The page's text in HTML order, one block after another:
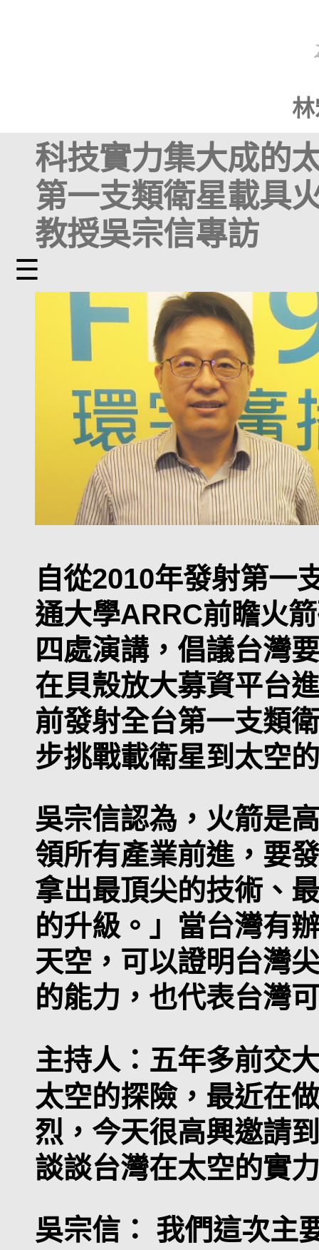
☰
科技實力集大成的
第一支類衛星載具
教授吳宗信專訪
自從2010年發射第一
通大學ARRC前瞻火
四處演講，倡議台灣
在貝殼放大募資平台
前發射全台第一支類
步挑戰載衛星到太空
吳宗信認為，火箭是
領所有產業前進，要
拿出最頂尖的技術、
的升級。」當台灣有
天空，可以證明台灣
的能力，也代表台灣
主持人 ：五年多前交
太空的探險，最近在
烈，今天很高興邀請
談談台灣在太空的實
吳宗信： 我們這次主